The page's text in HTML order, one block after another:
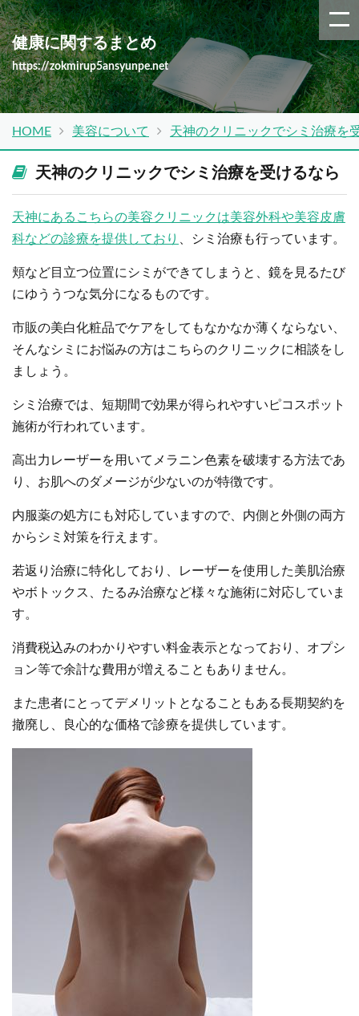
健康に関するまとめ
https://zokmirup5ansyunpe.net
HOME 美容について 天神のクリニックでシミ治療を
天神のクリニックでシミ治療を受けるなら
天神にあるこちらの美容クリニックは美容外科や美容皮膚
科などの診療を提供しており
、シミ治療も行っています。
頬など目立つ位置にシミができてしまうと、鏡を見るたび
にゆううつな気分になるものです。
市販の美白化粧品でケアをしてもなかなか薄くならない、
そんなシミにお悩みの方はこちらのクリニックに相談をし
ましょう。
シミ治療では、短期間で効果が得られやすいピコスポット
施術が行われています。
高出力レーザーを用いてメラニン色素を破壊する方法であ
り、お肌へのダメージが少ないのが特徴です。
内服薬の処方にも対応していますので、内側と外側の両方
からシミ対策を行えます。
若返り治療に特化しており、レーザーを使用した美肌治療
やボトックス、たるみ治療など様々な施術に対応していま
す。
消費税込みのわかりやすい料金表示となっており、オプシ
ョン等で余計な費用が増えることもありません。
また患者にとってデメリットとなることもある長期契約を
撤廃し、良心的な価格で診療を提供しています。